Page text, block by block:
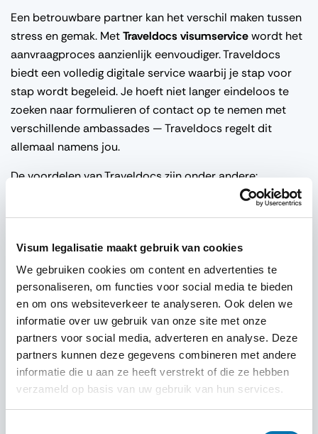
Visum legalisatie maakt gebruik van cookies
We gebruiken cookies om content en advertenties te
personaliseren, om functies voor social media te bieden
en om ons websiteverkeer te analyseren. Ook delen we
informatie over uw gebruik van onze site met onze
partners voor social media, adverteren en analyse. Deze
partners kunnen deze gegevens combineren met andere
informatie die u aan ze heeft verstrekt of die ze hebben
verzameld op basis van uw gebruik van hun services.
Een betrouwbare partner kan het verschil maken tussen
stress en gemak. MetTraveldocs visumservicewordt het
aanvraagproces aanzienlijk eenvoudiger. Traveldocs
biedt een volledig digitale service waarbij je stap voor
stap wordt begeleid. Je hoeft niet langer eindeloos te
zoeken naar formulieren of contact op te nemen met
verschillende ambassades — Traveldocs regelt dit
allemaal namens jou.
De voordelen van Traveldocs zijn onder andere:
Online aanvraag zonder fysieke afspraken.
Snelle verwerking dankzij directe samenwerking met
officiële instanties.
Klantenservice die je persoonlijk begeleidt tijdens elke
stap.
Zo bespaar je tijd, vermijd je fouten en kun je je volledig
richten op je studievoorbereiding.
Tips voor een Succesvolle Visumaanvraag